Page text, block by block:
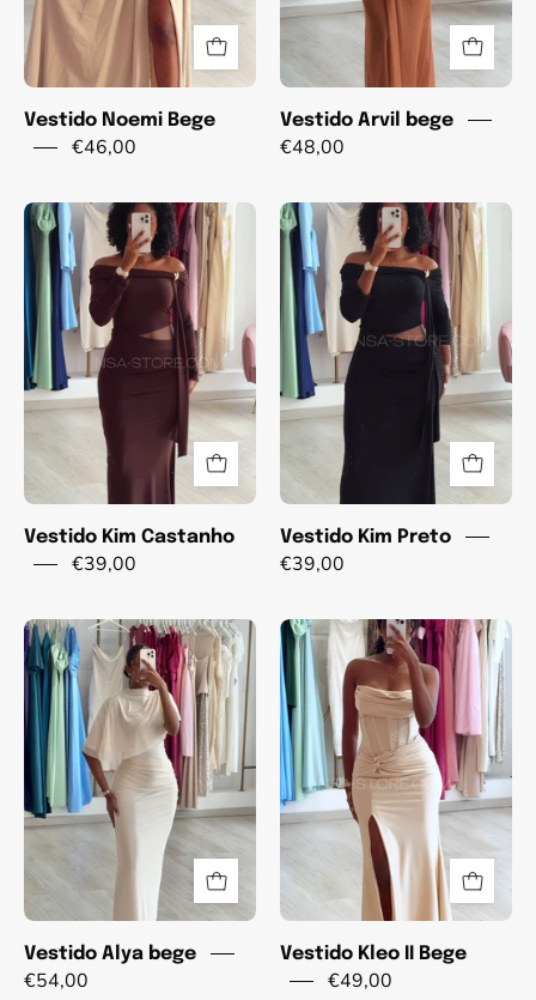
Vestido Noemi Bege
€46,00
Vestido Arvil bege
€48,00
Vestido
Kim
Castanho
Vestido Kim Castanho
€39,00
Vestido
Kim
Preto
Vestido Kim Preto
€39,00
Vestido
Alya
bege
Vestido Alya bege
€54,00
Vestido
Kleo
II
Bege
Vestido Kleo II Bege
€49,00